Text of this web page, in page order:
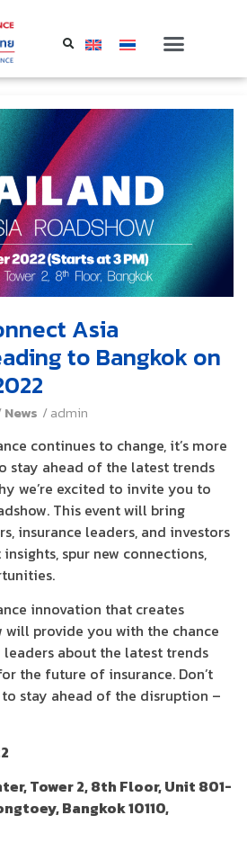
Asia
to Bangkok on
News /admin
continues to change, it’s more
stay ahead of the latest trends
we’re excited to invite you to
This event will bring
insurance leaders, and investors
spur new connections,
innovation that creates
will provide you with the chance
about the latest trends
the future of insurance. Don’t
stay ahead of the disruption –
Tower 2, 8th Floor, Unit 801-
Bangkok 10110,